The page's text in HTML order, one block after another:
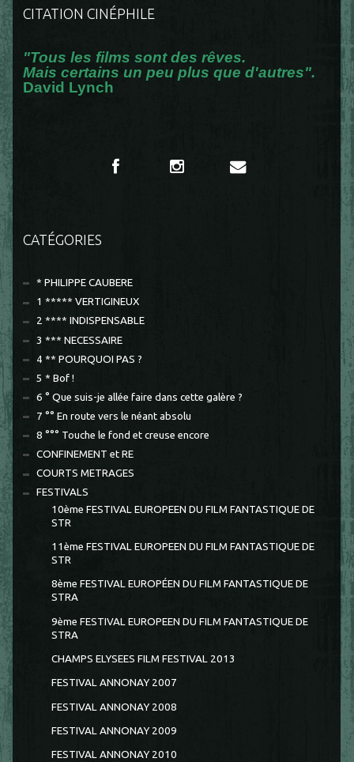
CITATION CINÉPHILE
"Tous les films sont des rêves.
Mais certains un peu plus que d'autres".
David Lynch
CATÉGORIES
* PHILIPPE CAUBERE
1 ***** VERTIGINEUX
2 **** INDISPENSABLE
3 *** NECESSAIRE
4 ** POURQUOI PAS ?
5 * Bof !
6 ° Que suis-je allée faire dans cette galère ?
7 °° En route vers le néant absolu
8 °°° Touche le fond et creuse encore
CONFINEMENT et RE
COURTS METRAGES
FESTIVALS
10ème FESTIVAL EUROPEEN DU FILM FANTASTIQUE DE
STR
11ème FESTIVAL EUROPEEN DU FILM FANTASTIQUE DE
STR
8ème FESTIVAL EUROPÉEN DU FILM FANTASTIQUE DE
STRA
9ème FESTIVAL EUROPEEN DU FILM FANTASTIQUE DE
STRA
CHAMPS ELYSEES FILM FESTIVAL 2013
FESTIVAL ANNONAY 2007
FESTIVAL ANNONAY 2008
FESTIVAL ANNONAY 2009
FESTIVAL ANNONAY 2010